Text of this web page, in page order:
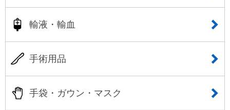
輸液・輸血
手術用品
手袋・ガウン・マスク